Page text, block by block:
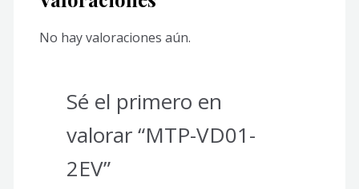
No hay valoraciones aún.
Sé el primero en
valorar “MTP-VD01-
2EV”